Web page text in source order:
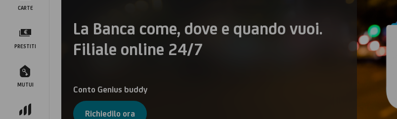
CARTE
PRESTITI
MUTUI
La Banca come, dove e quando vuoi.
Filiale online 24/7
Conto Genius buddy
Richiedilo ora